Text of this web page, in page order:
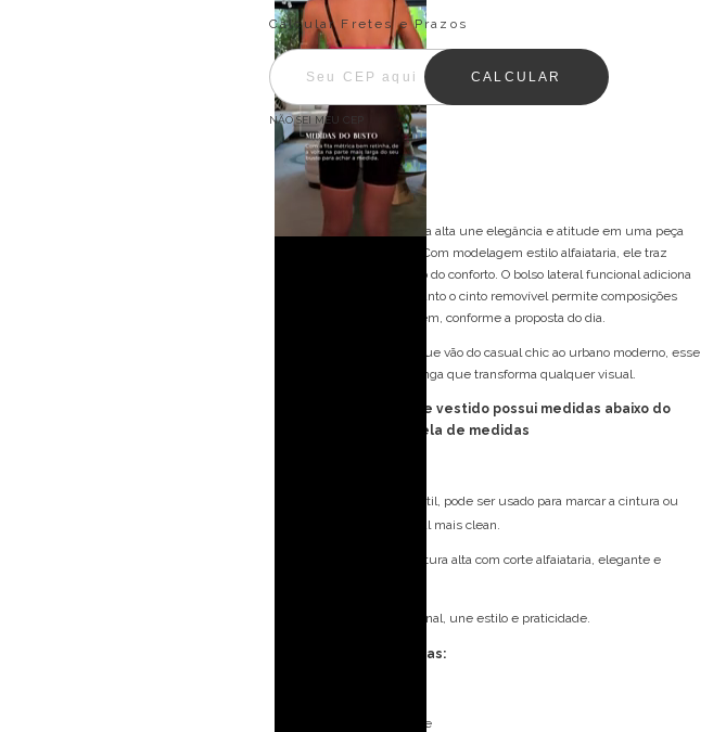
Entregas para o CEP:
Calcular Fretes e Prazos
CALCULAR
NÃO SEI MEU CEP
Descrição
O shorts de courino cintura alta une elegância e atitude em uma peça
versátil e cheia de estilo. Com modelagem estilo alfaiataria, ele traz
sofisticação sem abrir mão do conforto. O bolso lateral funcional adiciona
praticidade ao look, enquanto o cinto removível permite composições
variadas — use com ou sem, conforme a proposta do dia.
Perfeito para produções que vão do casual chic ao urbano moderno, esse
shorts é aquele item curinga que transforma qualquer visual.
FORMA PEQUENA: esse vestido possui medidas abaixo do
padrão, consulte tabela de medidas
Cinto removível: Versátil, pode ser usado para marcar a cintura ou
retirado para um visual mais clean.
Shorts: Courino de cintura alta com corte alfaiataria, elegante e
Bolso: Lateral e funcional, une estilo e praticidade.
Especificações Técnicas:
Composição: 100% Viscose